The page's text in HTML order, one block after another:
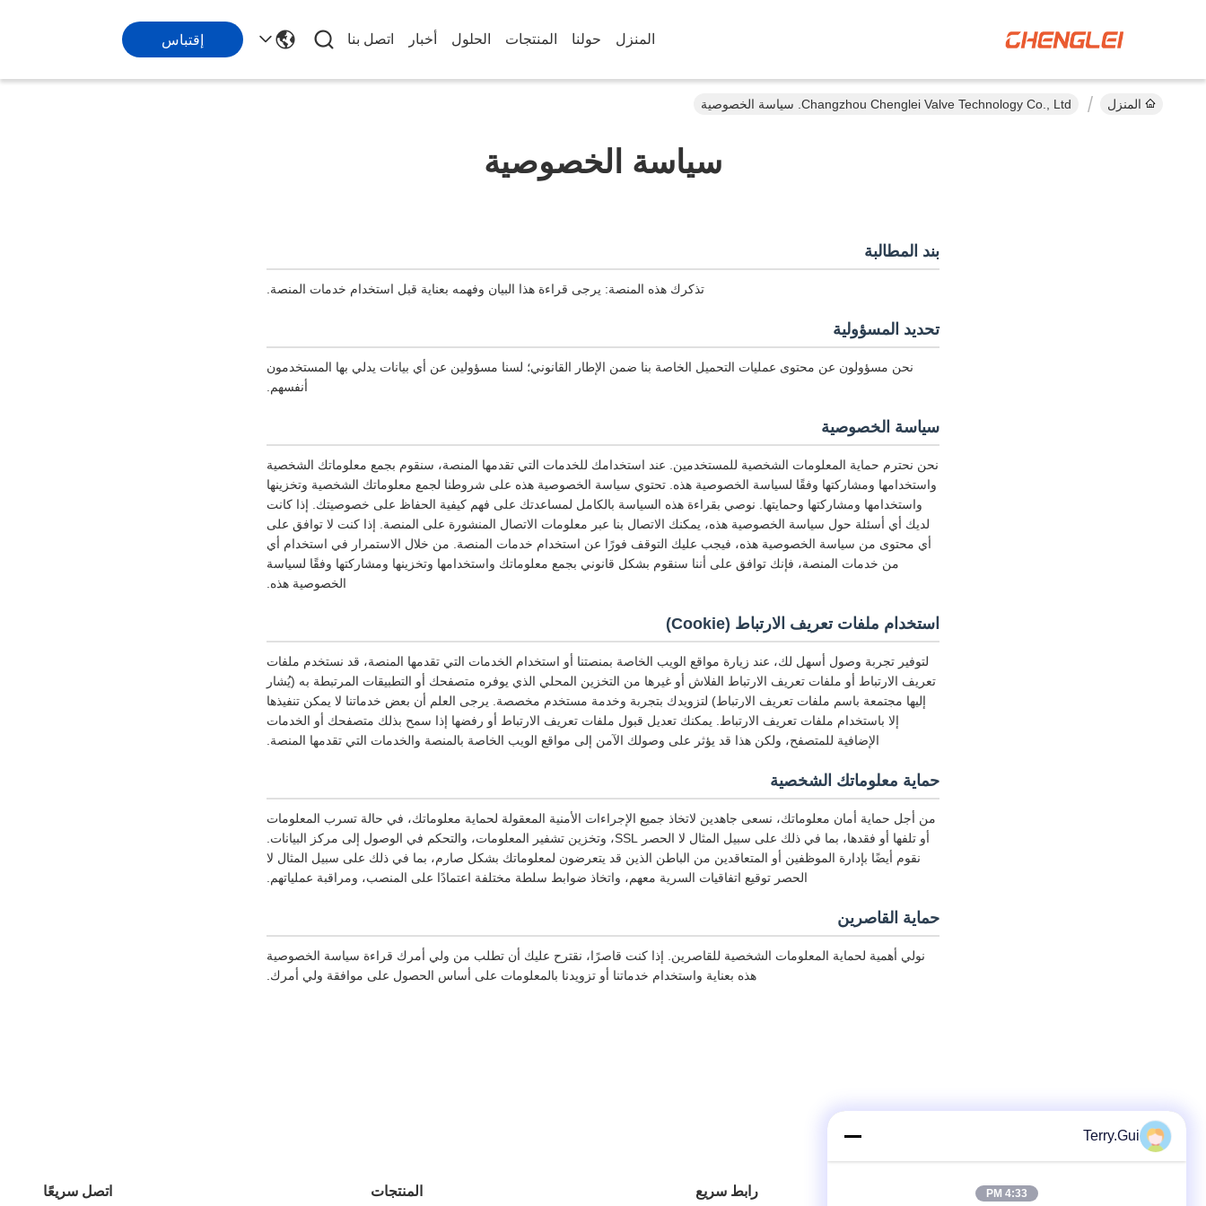
المنزل حولنا المنتجات الحلول أخبار اتصل بنا إقتباس
المنزل Changzhou Chenglei Valve Technology Co., Ltd. سياسة الخصوصية
سياسة الخصوصية
بند المطالبة
تذكرك هذه المنصة: يرجى قراءة هذا البيان وفهمه بعناية قبل استخدام خدمات المنصة.
تحديد المسؤولية
نحن مسؤولون عن محتوى عمليات التحميل الخاصة بنا ضمن الإطار القانوني؛ لسنا مسؤولين عن أي بيانات يدلي بها المستخدمون
أنفسهم.
سياسة الخصوصية
نحن نحترم حماية المعلومات الشخصية للمستخدمين. عند استخدامك للخدمات التي تقدمها المنصة، سنقوم بجمع معلوماتك الشخصية
واستخدامها ومشاركتها وفقًا لسياسة الخصوصية هذه. تحتوي سياسة الخصوصية هذه على شروطنا لجمع معلوماتك الشخصية وتخزينها
واستخدامها ومشاركتها وحمايتها. نوصي بقراءة هذه السياسة بالكامل لمساعدتك على فهم كيفية الحفاظ على خصوصيتك. إذا كانت
لديك أي أسئلة حول سياسة الخصوصية هذه، يمكنك الاتصال بنا عبر معلومات الاتصال المنشورة على المنصة. إذا كنت لا توافق على
أي محتوى من سياسة الخصوصية هذه، فيجب عليك التوقف فورًا عن استخدام خدمات المنصة. من خلال الاستمرار في استخدام أي
من خدمات المنصة، فإنك توافق على أننا سنقوم بشكل قانوني بجمع معلوماتك واستخدامها وتخزينها ومشاركتها وفقًا لسياسة
الخصوصية هذه.
استخدام ملفات تعريف الارتباط (Cookie)
لتوفير تجربة وصول أسهل لك، عند زيارة مواقع الويب الخاصة بمنصتنا أو استخدام الخدمات التي تقدمها المنصة، قد نستخدم ملفات
تعريف الارتباط أو ملفات تعريف الارتباط الفلاش أو غيرها من التخزين المحلي الذي يوفره متصفحك أو التطبيقات المرتبطة به (يُشار
إليها مجتمعة باسم ملفات تعريف الارتباط) لتزويدك بتجربة وخدمة مستخدم مخصصة. يرجى العلم أن بعض خدماتنا لا يمكن تنفيذها
إلا باستخدام ملفات تعريف الارتباط. يمكنك تعديل قبول ملفات تعريف الارتباط أو رفضها إذا سمح بذلك متصفحك أو الخدمات
الإضافية للمتصفح، ولكن هذا قد يؤثر على وصولك الآمن إلى مواقع الويب الخاصة بالمنصة والخدمات التي تقدمها المنصة.
حماية معلوماتك الشخصية
من أجل حماية أمان معلوماتك، نسعى جاهدين لاتخاذ جميع الإجراءات الأمنية المعقولة لحماية معلوماتك، في حالة تسرب المعلومات
أو تلفها أو فقدها، بما في ذلك على سبيل المثال لا الحصر SSL، وتخزين تشفير المعلومات، والتحكم في الوصول إلى مركز البيانات.
نقوم أيضًا بإدارة الموظفين أو المتعاقدين من الباطن الذين قد يتعرضون لمعلوماتك بشكل صارم، بما في ذلك على سبيل المثال لا
الحصر توقيع اتفاقيات السرية معهم، واتخاذ ضوابط سلطة مختلفة اعتمادًا على المنصب، ومراقبة عملياتهم.
حماية القاصرين
نولي أهمية لحماية المعلومات الشخصية للقاصرين. إذا كنت قاصرًا، نقترح عليك أن تطلب من ولي أمرك قراءة سياسة الخصوصية
هذه بعناية واستخدام خدماتنا أو تزويدنا بالمعلومات على أساس الحصول على موافقة ولي أمرك.
رابط سريع المنتجات اتصل سريعًا
Terry.Gui
4:33 PM